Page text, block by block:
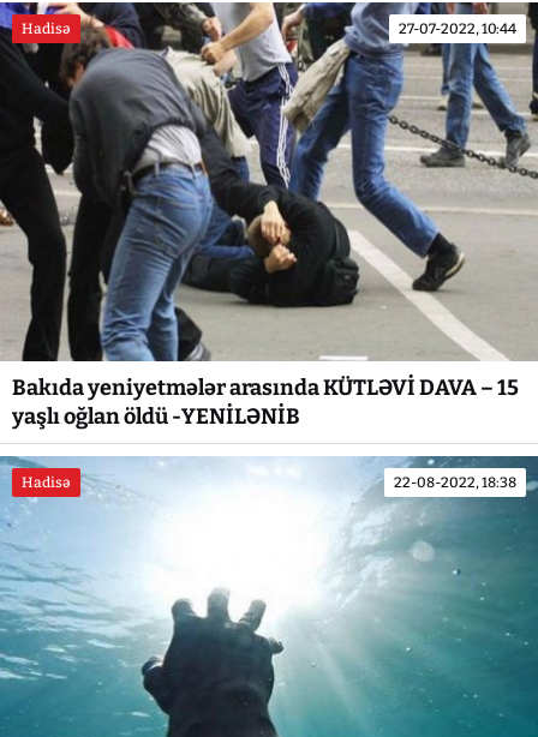
Hadisə 27-07-2022, 10:44
Bakıda yeniyetmələr arasında KÜTLƏVİ DAVA – 15
yaşlı oğlan öldü -YENİLƏNİB
Hadisə 22-08-2022, 18:38